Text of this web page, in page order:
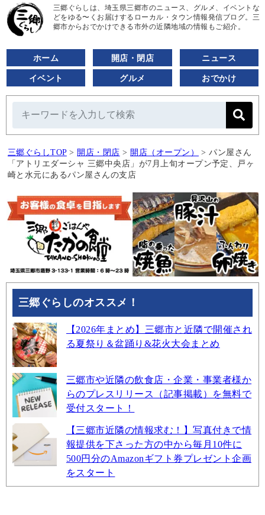
三郷ぐらしは、埼玉県三郷市のニュース、グルメ、イベントな
どをゆる〜くお届けするローカル・タウン情報発信ブログ。三
郷市からおでかけできる市外の近隣地域の情報もご紹介。
ホーム 開店・閉店 ニュース
イベント グルメ おでかけ
三郷ぐらしTOP > 開店・閉店 > 開店（オープン） > パン屋さん
「アトリエダーシャ 三郷中央店」が7月上旬オープン予定、戸ヶ
崎と水元にあるパン屋さんの支店
三郷ぐらしのオススメ！
【2026年まとめ】三郷市と近隣で開催され
る夏祭り＆盆踊り&花火大会まとめ
三郷市や近隣の飲食店・企業・事業者様か
らのプレスリリース（記事掲載）を無料で
受付スタート！
【三郷市近隣の情報求む！】写真付きで情
報提供を下さった方の中から毎月10件に
500円分のAmazonギフト券プレゼント企画
をスタート